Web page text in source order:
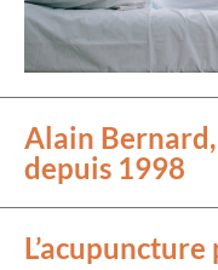
Alain
depuis 1998